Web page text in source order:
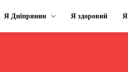
Я Дніпрянин Я здоровий Я